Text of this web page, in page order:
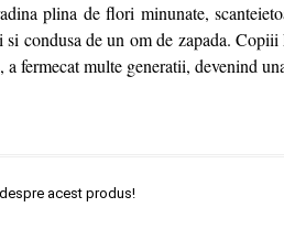
plina de flori minunate,
si condusa de un om de zapada.
fermecat multe generatii, devenind
acest produs!